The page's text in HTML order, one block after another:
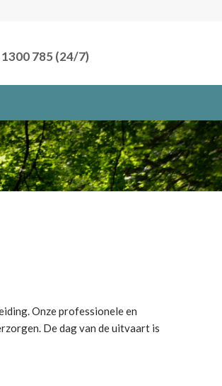
785 (24/7)
Onze professionele en
De dag van de uitvaart is